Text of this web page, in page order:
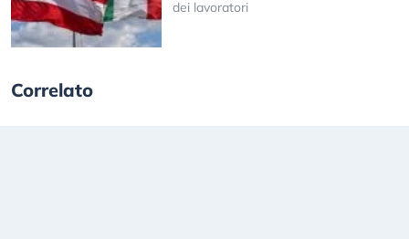
dei lavoratori
Correlato